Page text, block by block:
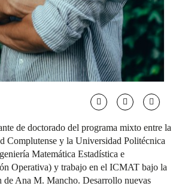
de doctorado del programa mixto entre la
Complutense y la Universidad Politécnica
Matemática Estadística e
Operativa) y trabajo en el ICMAT bajo la
de Ana M. Mancho. Desarrollo nuevas